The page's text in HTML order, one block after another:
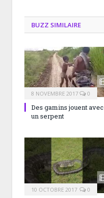
BUZZ SIMILAIRE
8 NOVEMBRE 2017 0
Des gamins jouent avec
un serpent
10 OCTOBRE 2017 0